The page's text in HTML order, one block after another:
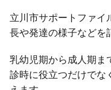
立川市サポートファイ
長や発達の様子などを
乳幼児期から成人期ま
診時に役立つだけでな